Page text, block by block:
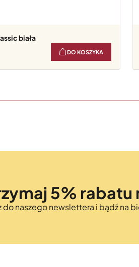
biała
DO KOSZYKA
5% rabatu
do naszego newslettera i bądź na